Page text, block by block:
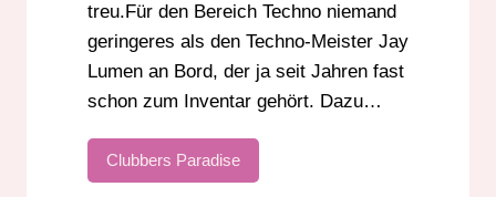
treu.Für den Bereich Techno niemand
geringeres als den Techno-Meister Jay
Lumen an Bord, der ja seit Jahren fast
schon zum Inventar gehört. Dazu…
Clubbers Paradise